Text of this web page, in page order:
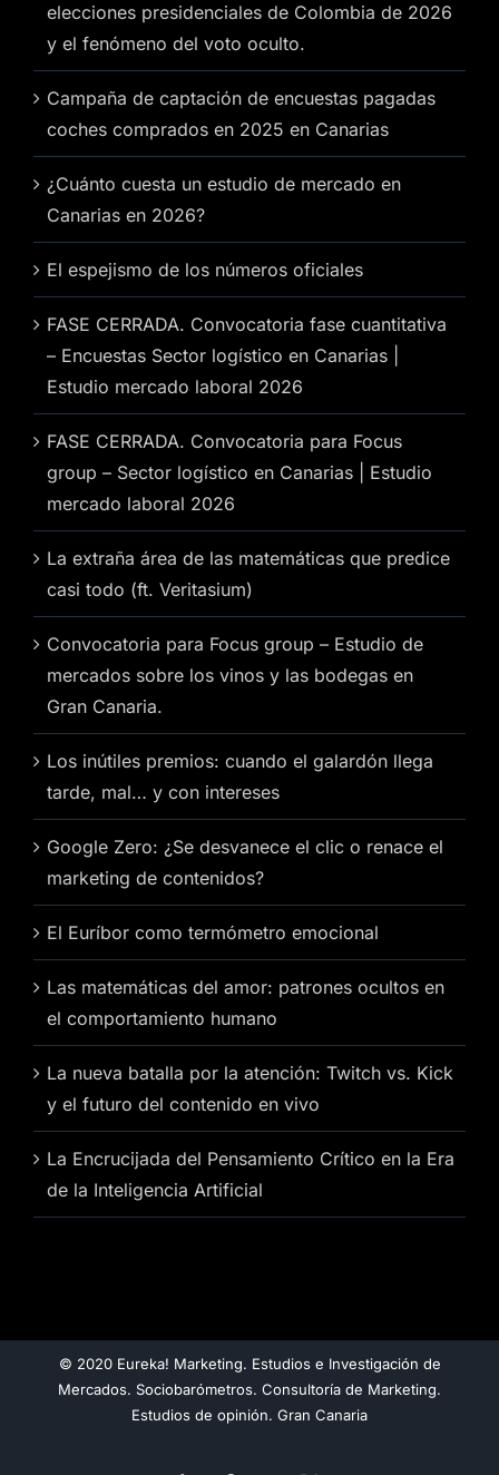
elecciones presidenciales de Colombia de 2026
y el fenómeno del voto oculto.
Campaña de captación de encuestas pagadas
coches comprados en 2025 en Canarias
¿Cuánto cuesta un estudio de mercado en
Canarias en 2026?
El espejismo de los números oficiales
FASE CERRADA. Convocatoria fase cuantitativa
– Encuestas Sector logístico en Canarias |
Estudio mercado laboral 2026
FASE CERRADA. Convocatoria para Focus
group – Sector logístico en Canarias | Estudio
mercado laboral 2026
La extraña área de las matemáticas que predice
casi todo (ft. Veritasium)
Convocatoria para Focus group – Estudio de
mercados sobre los vinos y las bodegas en
Gran Canaria.
Los inútiles premios: cuando el galardón llega
tarde, mal… y con intereses
Google Zero: ¿Se desvanece el clic o renace el
marketing de contenidos?
El Euríbor como termómetro emocional
Las matemáticas del amor: patrones ocultos en
el comportamiento humano
La nueva batalla por la atención: Twitch vs. Kick
y el futuro del contenido en vivo
La Encrucijada del Pensamiento Crítico en la Era
de la Inteligencia Artificial
© 2020 Eureka! Marketing. Estudios e Investigación de
Mercados. Sociobarómetros. Consultoría de Marketing.
Estudios de opinión. Gran Canaria